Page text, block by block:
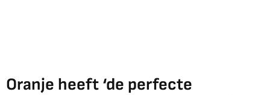
Oranje heeft ‘de perfecte